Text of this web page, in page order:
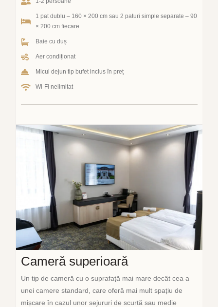
1 pat dublu – 160 × 200 cm sau 2 paturi simple separate – 90
× 200 cm fiecare
Baie cu duș
Aer condiționat
Micul dejun tip bufet inclus în preț
Wi-Fi nelimitat
Cameră superioară
Un tip de cameră cu o suprafață mai mare decât cea a
unei camere standard, care oferă mai mult spațiu de
mișcare în cazul unor sejururi de scurtă sau medie